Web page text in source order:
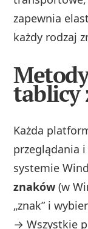
zapewnia
każdy rodzaj
tablicy
Każda
przeglądania
systemie
znaków (w
„znak” i
→ Wszystkie